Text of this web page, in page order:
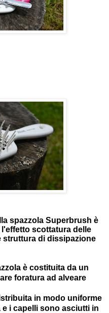
spazzola Superbrush è
scottatura delle
struttura di dissipazione
è costituita da un
foratura ad alveare
in modo uniforme
i capelli sono asciutti in